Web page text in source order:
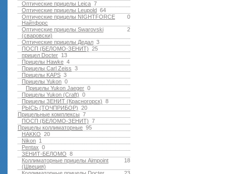
7
Оптические прицелы Leica
64
Оптические прицелы Leupold
0
Оптические прицелы NIGHTFORCE
Найтфорс
2
Оптические прицелы Swarovski
(сваровски)
3
Оптические прицелы Дедал
25
ПОСП (БЕЛОМО-ЗЕНИТ)
13
прицел Docter
4
Прицелы Hawke
3
Прицелы Carl Zeiss
3
Прицелы KAPS
0
Прицелы Yukon
0
Прицелы Yukon Jaeger
0
Прицелы Yukon (Craft)
8
Прицелы ЗЕНИТ (Красногорск)
20
РЫСЬ (ТОЧПРИБОР)
7
Прицельные комплексы
7
ПОСП (БЕЛОМО-ЗЕНИТ)
95
Прицелы коллиматорные
20
HAKKO
1
Nikon
0
Pentax
8
ЗЕНИТ-БЕЛОМО
18
Коллиматорные прицелы Aimpoint
(Швеция)